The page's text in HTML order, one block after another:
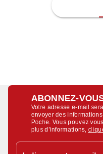
ABONNEZ-
Votre adresse e-mail
envoyer des
Poche. Vous pouvez
plus d’informations,